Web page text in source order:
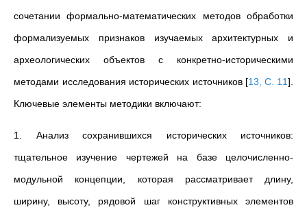
сочетании формально-математических методов обработки
формализуемых признаков изучаемых архитектурных и
археологических объектов с конкретно-историческими
методами исследования исторических источников [13, С. 11]
Ключевые элементы методики включают:
1. Анализ сохранившихся исторических источников:
тщательное изучение чертежей на базе целочисленно-
модульной концепции, которая рассматривает длину,
ширину, высоту, рядовой шаг конструктивных элементов